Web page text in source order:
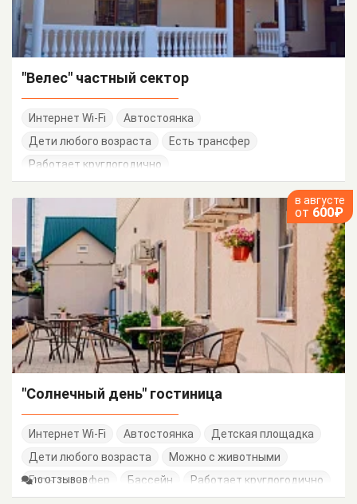
"Велес" частный сектор
Интернет Wi-Fi
Автостоянка
Дети любого возраста
Есть трансфер
Работает круглогодично
в августе
от 600₽
"Солнечный день" гостиница
Интернет Wi-Fi Автостоянка
Детская площадка
Дети любого возраста
Можно с животными
Есть трансфер
Бассейн
Работает круглогодично
10 ОТЗЫВОВ